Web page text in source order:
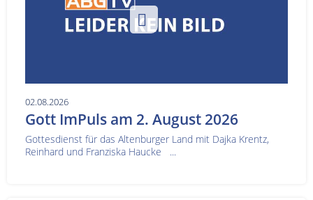
02.08.2026
Gott ImPuls am 2. August 2026
Gottesdienst für das Altenburger Land mit Dajka Krentz,
Reinhard und Franziska Haucke ...